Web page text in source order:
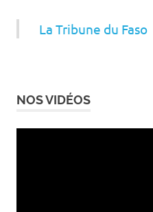
La Tribune du Faso
NOS VIDÉOS